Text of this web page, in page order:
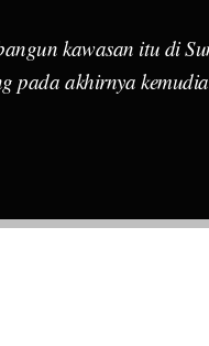
kawasan itu di
pada akhirnya